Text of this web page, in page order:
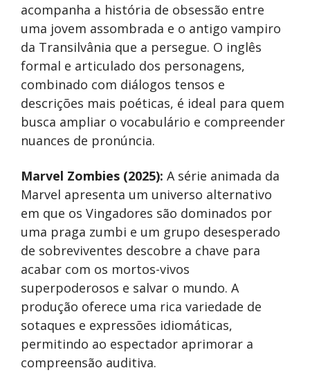
acompanha a história de obsessão entre
uma jovem assombrada e o antigo vampiro
da Transilvânia que a persegue. O inglês
formal e articulado dos personagens,
combinado com diálogos tensos e
descrições mais poéticas, é ideal para quem
busca ampliar o vocabulário e compreender
nuances de pronúncia.
Marvel Zombies (2025): A série animada da
Marvel apresenta um universo alternativo
em que os Vingadores são dominados por
uma praga zumbi e um grupo desesperado
de sobreviventes descobre a chave para
acabar com os mortos-vivos
superpoderosos e salvar o mundo. A
produção oferece uma rica variedade de
sotaques e expressões idiomáticas,
permitindo ao espectador aprimorar a
compreensão auditiva.